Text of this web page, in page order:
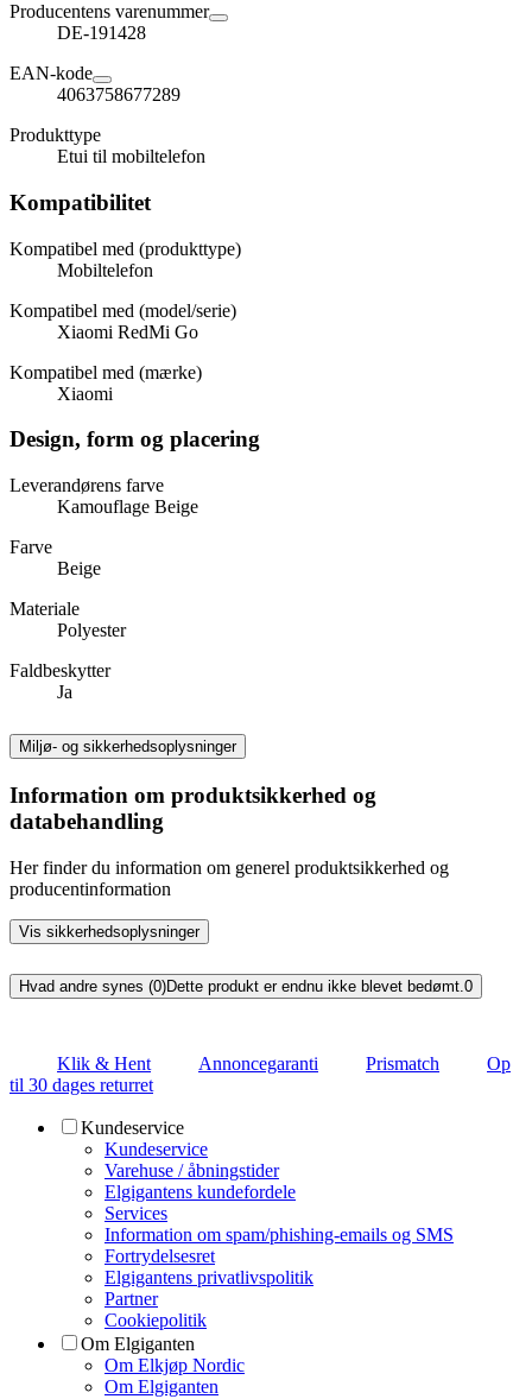
Producentens varenummer
DE-191428
EAN-kode
4063758677289
Produkttype
Etui til mobiltelefon
Kompatibilitet
Kompatibel med (produkttype)
Mobiltelefon
Kompatibel med (model/serie)
Xiaomi RedMi Go
Kompatibel med (mærke)
Xiaomi
Design, form og placering
Leverandørens farve
Kamouflage Beige
Farve
Beige
Materiale
Polyester
Faldbeskytter
Ja
Miljø- og sikkerhedsoplysninger
Information om produktsikkerhed og
databehandling
Her finder du information om generel produktsikkerhed og
producentinformation
Vis sikkerhedsoplysninger
Hvad andre synes (0)Dette produkt er endnu ikke blevet bedømt.0
Klik & Hent Annoncegaranti Prismatch
Op
til 30 dages returret
Kundeservice
Kundeservice
Varehuse / åbningstider
Elgigantens kundefordele
Services
Information om spam/phishing-emails og SMS
Fortrydelsesret
Elgigantens privatlivspolitik
Partner
Cookiepolitik
Om Elgiganten
Om Elkjøp Nordic
Om Elgiganten